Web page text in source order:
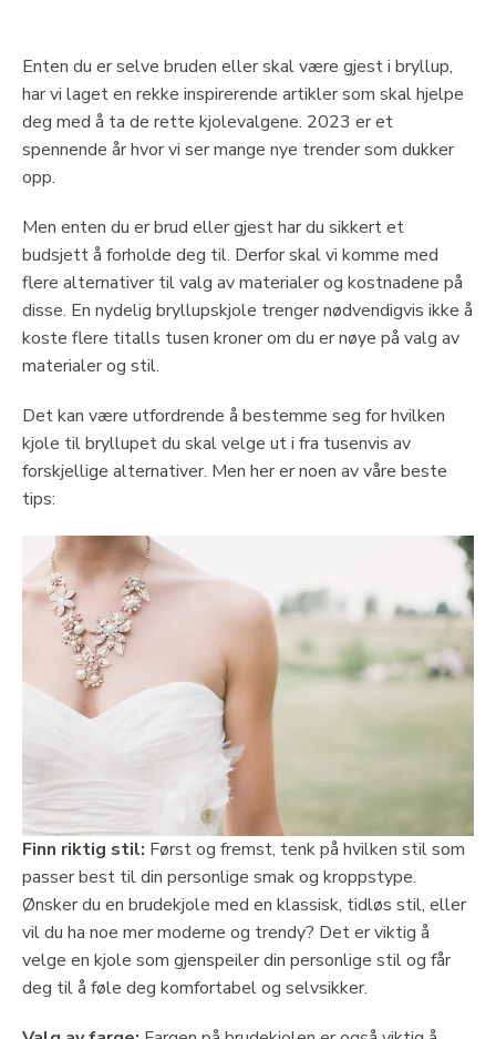
Enten du er selve bruden eller skal være gjest i bryllup,
har vi laget en rekke inspirerende artikler som skal hjelpe
deg med å ta de rette kjolevalgene. 2023 er et
spennende år hvor vi ser mange nye trender som dukker
opp.
Men enten du er brud eller gjest har du sikkert et
budsjett å forholde deg til. Derfor skal vi komme med
flere alternativer til valg av materialer og kostnadene på
disse. En nydelig bryllupskjole trenger nødvendigvis ikke å
koste flere titalls tusen kroner om du er nøye på valg av
materialer og stil.
Det kan være utfordrende å bestemme seg for hvilken
kjole til bryllupet du skal velge ut i fra tusenvis av
forskjellige alternativer. Men her er noen av våre beste
tips:
Finn riktig stil: Først og fremst, tenk på hvilken stil som
passer best til din personlige smak og kroppstype.
Ønsker du en brudekjole med en klassisk, tidløs stil, eller
vil du ha noe mer moderne og trendy? Det er viktig å
velge en kjole som gjenspeiler din personlige stil og får
deg til å føle deg komfortabel og selvsikker.